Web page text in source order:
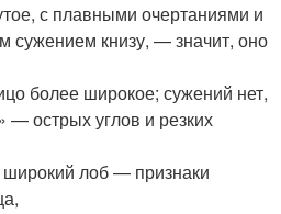
с плавными очертаниями и
сужением книзу, — значит, оно
более широкое; сужений нет,
— острых углов и резких
лоб — признаки